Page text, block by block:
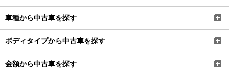
車種から中古車を探す
ボディタイプから中古車を探す
金額から中古車を探す